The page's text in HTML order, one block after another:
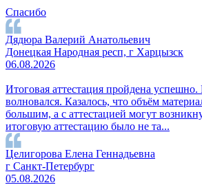
Спасибо
Дядюра Валерий Анатольевич
Донецкая Народная респ, г Харцызск
06.08.2026
Итоговая аттестация пройдена
волновался. Казалось, что объём
большим, а с аттестацией могут
итоговую аттестацию было не та...
Целигорова Елена Геннадьевна
г Санкт-Петербург
05.08.2026